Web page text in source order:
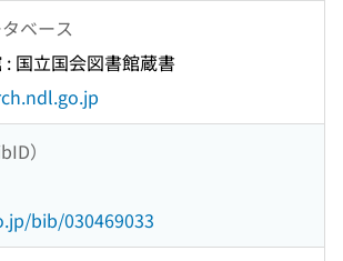
ベース
国立国会図書館蔵書
）
bib/030469033